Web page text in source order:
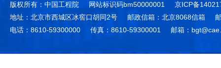
版权所有：中国工程院 网站标识码bm50000001
京ICP备
地址：北京市西城区冰窖口胡同2号
邮政信箱：北京8068信箱
电话：8610-59300000
传真：8610-59300001 邮箱：